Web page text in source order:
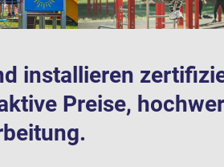
installieren
Preise,